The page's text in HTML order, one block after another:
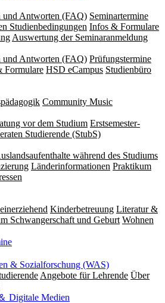
und Antworten (FAQ) Seminartermine
Studienbedingungen Infos & Formulare
Auswertung der Seminaranmeldung
und Antworten (FAQ) Prüfungstermine
Formulare HSD eCampus Studienbüro
Community Music
vor dem Studium Erstsemester-
Studierende (StubS)
während des Studiums
Länderinformationen Praktikum
Kinderbetreuung Literatur &
Schwangerschaft und Geburt Wohnen
& Sozialforschung (WAS)
Angebote für Lehrende Über
Digitale Medien